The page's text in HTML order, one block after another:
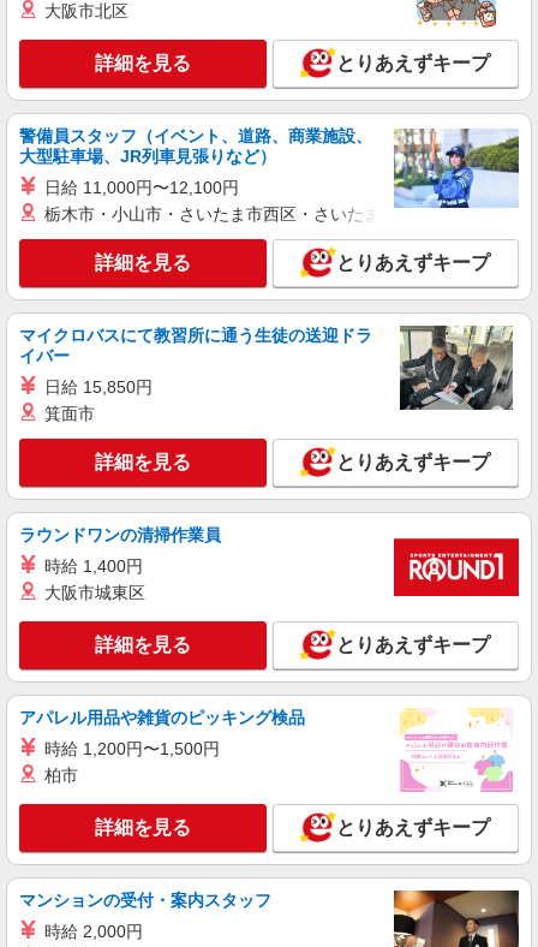
（社保加入者）の場合は時給1,770円 ＊日曜祝
給 ◎キャンセル手当：職務時給の60％支給 ※居
住支援特別手当は勤続5年目までの方はさらに時給
＋50円（再入社者は除く）
キープ 詳細を見る
SOMPOケア ラヴィーレ多摩川/5014aa1
介護スタッフ
【介護福祉士】 月給：342,300円 年収例：454
万円〜 ※職務手当、特別職務手当、特別地域手
当、（東京都）居住支援特別手当、働きがい向上
手当、働きがい向上手当、特別夜勤手当、日祝手
当（月平均2回分）、夜勤手当（月平均5回分）
等、毎月平均的に支払われる手当を含みます。 ※
居住支援特別手当は勤続5年目までの方はさらに1
万円支給（再入社は除く） ◎賞与：基本給2.08ヶ
月分/年支給 ◎残業時は別途時間外手当支給（超過
東京都大田区多摩川2-13-22
キープ 詳細を見る
正社員
SOMPOケア ラヴィーレ羽田/5015aa1
【実務者研修】 月給：269,500円 年収例：364
年収例：351万円〜 ※職務手当、（東京都）居住
支援特別手当、日祝手当（月平均2回分）、夜勤手
当（月平均5回分）等、毎月平均的に支払われる手
当を含みます。 ※居住支援特別手当は勤続5年目
までの方はさらに1万円支給（再入社は除く） ◎
賞与：基本給2.08ヶ月分/年支給 ◎残業時は別途時
東京都大田区東糀谷5-19-18
詳細を見る
正社員
そんぽの家 大鳥居/1018aa1
【介護福祉士】 月給：342,300円 年収例：454
当、（東京都）居住支援特別手当、働きがい向上
手当、特別夜勤手当、日祝手当（月平均2回分）、
夜勤手当（月平均5回分）等、毎月平均的に支払わ
れる手当を含みます。 ※居住支援特別手当は勤続
5年目までの方はさらに1万円支給（再入社は除
は別途時間外手当支給（超過1分〜）
東京都大田区西糀谷3丁目32-2
キープ 詳細を見る
アルバイト パート
SOMPOケア 大田 定期巡回/4014db2
介護スタッフ（夜勤専従）
★（東京都）居住支援特別手当対象求人 夜
勤：1勤務15,552円〜（時給制・夜勤手当含む）
東京都大田区西蒲田6丁目36-11 西蒲田NSビ
大阪市北区
詳細を見る とりあえずキープ
警備員スタッフ（イベント、道路、商業施設、
大型駐車場、JR列車見張りなど）
日給 11,000円〜12,100円
栃木市・小山市・さいたま市西区・さいたま市岩槻区・久喜市・
詳細を見る とりあえずキープ
マイクロバスにて教習所に通う生徒の送迎ドラ
イバー
日給 15,850円
箕面市
詳細を見る とりあえずキープ
ラウンドワンの清掃作業員
時給 1,400円
大阪市城東区
詳細を見る とりあえずキープ
アパレル用品や雑貨のピッキング検品
時給 1,200円〜1,500円
柏市
詳細を見る とりあえずキープ
マンションの受付・案内スタッフ
時給 2,000円